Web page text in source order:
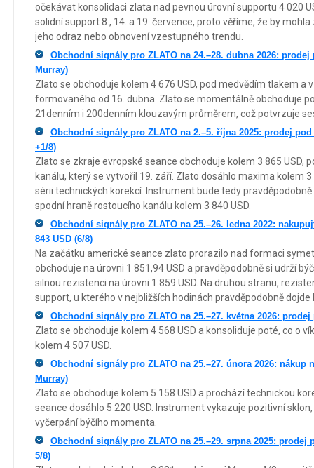
očekávat konsolidaci zlata nad pevnou úrovní supportu 4 020
solidní support 8., 14. a 19. července, proto věříme, že by
jeho odraz nebo obnovení vzestupného trendu.
Obchodní signály pro ZLATO na 24.–28. dubna 2026: prodej
Murray)
Zlato se obchoduje kolem 4 676 USD, pod medvědím tlakem a
formovaného od 16. dubna. Zlato se momentálně obchoduje
21denním i 200denním klouzavým průměrem, což potvrzuje
Obchodní signály pro ZLATO na 2.–5. října 2025: prodej pod
+1/8)
Zlato se zkraje evropské seance obchoduje kolem 3 865 USD,
kanálu, který se vytvořil 19. září. Zlato dosáhlo maxima kolem
sérii technických korekcí. Instrument bude tedy
spodní hraně rostoucího kanálu kolem 3 840 USD.
Obchodní signály pro ZLATO na 25.–26. ledna 2022:
843 USD (6/8)
Na začátku americké seance zlato prorazilo nad formaci
obchoduje na úrovni 1 851,94 USD a pravděpodobně si udrží
silnou rezistenci na úrovni 1 859 USD. Na druhou stranu,
support, u kterého v nejbližších hodinách pravděpodobně
Obchodní signály pro ZLATO na 25.–27. května 2026: prodej
Zlato se obchoduje kolem 4 568 USD a konsoliduje poté, co o
kolem 4 507 USD.
Obchodní signály pro ZLATO na 25.–27. února 2026: nákup
Murray)
Zlato se obchoduje kolem 5 158 USD a prochází technickou
seance dosáhlo 5 220 USD. Instrument vykazuje pozitivní
vyčerpání býčího momenta.
Obchodní signály pro ZLATO na 25.–29. srpna 2025: prodej
5/8)